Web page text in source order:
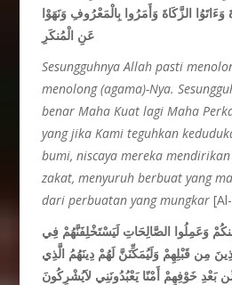
الزَّكَاةَ وَأَمَرُوا بِالْمَعْرُوفِ وَنَهَوْا
عَنِ الْمُنكَرِ
Sesungguhnya Allah pasti
menolong (agama)-Nya.
benar Maha Kuat lagi Maha
yang jika Kami teguhkan
bumi, niscaya mereka
zakat, menyuruh berbuat yang
dari perbuatan yang mungkar
وَعَمِلُوا الصَّالِحَاتِ لَيَسْتَخْلِفَنَّهُمْ فِي
مِن قَبْلِهِمْ وَلَيُمَكِّنَنَّ لَهُمْ دِينَهُمُ الَّذِي
بَعْدِ خَوْفِهِمْ أَمْنًا يَعْبُدُونَنِي لاَيُشْرِكُونَ